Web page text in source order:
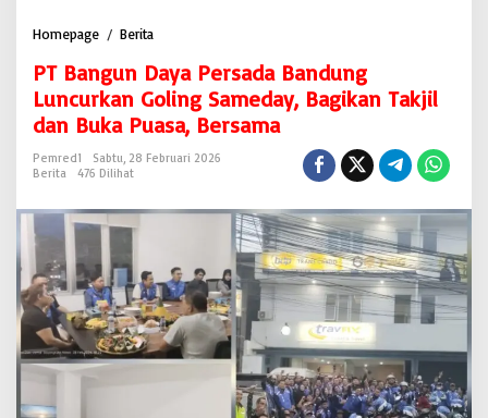
Homepage / Berita
B
a
n
g
u
a
e
r
s
a
PT Bangun Daya Persada Bandung
Luncurkan Goling Sameday, Bagikan Takjil
dan Buka Puasa, Bersama
Pemred1
Sabtu, 28 Februari 2026
Berita
476 Dilihat